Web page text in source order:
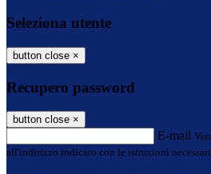
Seleziona utente
button close ×
Recupero password
button close ×
E-mail
all'indirizzo indicato con le istruzioni